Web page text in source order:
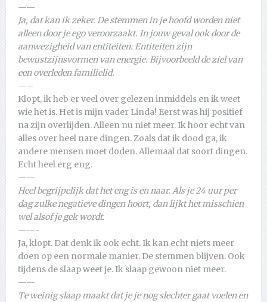
——
Ja, dat kan ik zeker. De stemmen in je hoofd worden niet
alleen door je ego veroorzaakt. In jouw geval ook door de
aanwezigheid van entiteiten. Entiteiten zijn
bewustzijnsvormen van energie. Bijvoorbeeld de ziel van
een overleden familielid.
—–
Klopt, ik heb er veel over gelezen inmiddels en ik weet
wie het is. Het is mijn vader Linda! Eerst was hij positief
na zijn overlijden. Alleen nu niet meer. Ik hoor echt van
alles over heel nare dingen. Zoals dat ik dood ga, ik
andere mensen moet doden. Allemaal dat soort dingen.
Echt heel erg eng.
——
Heel begrijpelijk dat het eng is en naar. Als je 24 uur per
dag zulke negatieve dingen hoort, dan lijkt het misschien
wel alsof je gek wordt.
——-
Ja, klopt. Dat denk ik ook echt. Ik kan echt niets meer
doen op een normale manier. De stemmen blijven. Ook
tijdens de slaap weet je. Ik slaap gewoon niet meer.
——
Te weinig slaap maakt dat je je nog slechter gaat voelen en